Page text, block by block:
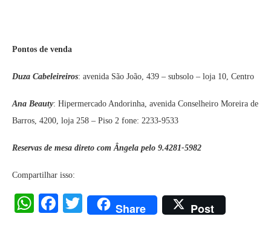
Pontos de venda
Duza Cabeleireiros: avenida São João, 439 – subsolo – loja 10, Centro
Ana Beauty: Hipermercado Andorinha, avenida Conselheiro Moreira de
Barros, 4200, loja 258 – Piso 2 fone: 2233-9533
Reservas de mesa direto com Ângela pelo 9.4281-5982
Compartilhar isso:
WhatsApp
Facebook
Twitter
Share Post